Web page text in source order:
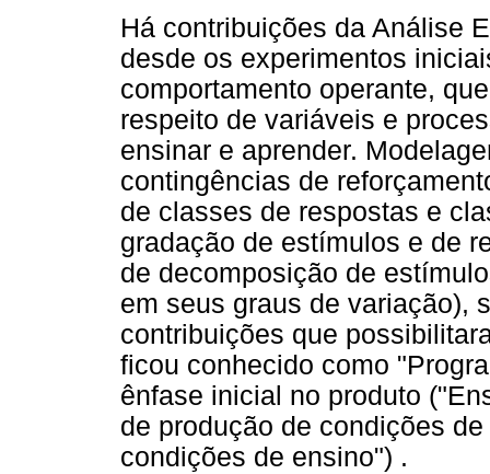
Há contribuições da Análise
desde os experimentos
comportamento operante,
respeito de variáveis e
ensinar e aprender.
contingências de
de classes de respostas e
gradação de estímulos e de
de decomposição de
em seus graus de variação),
contribuições que
ficou conhecido como
ênfase inicial no produto
de produção de condições
condições de ensino") .